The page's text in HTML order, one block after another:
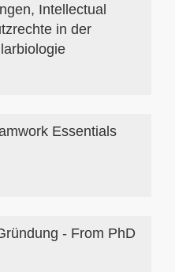
Intellectual
in der
Essentials
- From PhD